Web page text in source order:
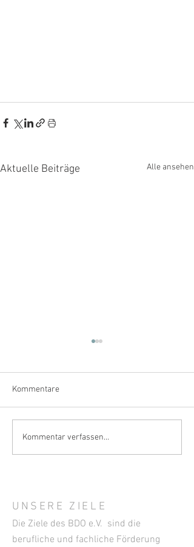
Aktuelle Beiträge Alle ansehen
Empfohlene Beiträge aus
den IVES-Fachmagazinen –
Kommentare
Kommentar verfassen...
UNSERE ZIELE
Die Ziele des BDO e.V. sind die
berufliche und fachliche Förderung